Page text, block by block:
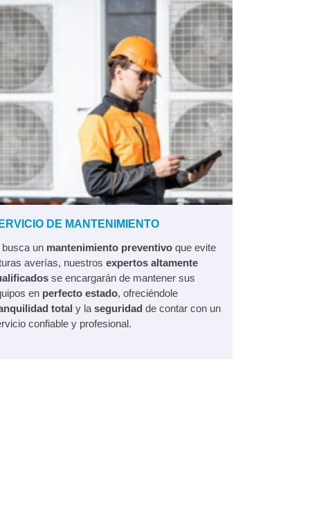
DE MANTENIMIENTO
busca un mantenimiento preventivo que evite
averías, nuestros expertos altamente
se encargarán de mantener sus
en perfecto estado, ofreciéndole
total y la seguridad de contar con un
confiable y profesional.